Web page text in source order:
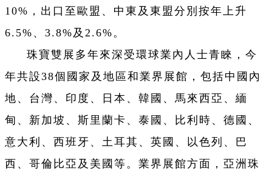
10%，出口至歐盟、中東及東盟分別按年上升
6.5%、3.8%及2.6%。
珠寶雙展多年來深受環球業內人士青睞，今
年共設38個國家及地區和業界展館，包括中國內
地、台灣、印度、日本、韓國、馬來西亞、緬
甸、新加坡、斯里蘭卡、泰國、比利時、德國、
意大利、西班牙、土耳其、英國、以色列、巴
西、哥倫比亞及美國等。業界展館方面，亞洲珠